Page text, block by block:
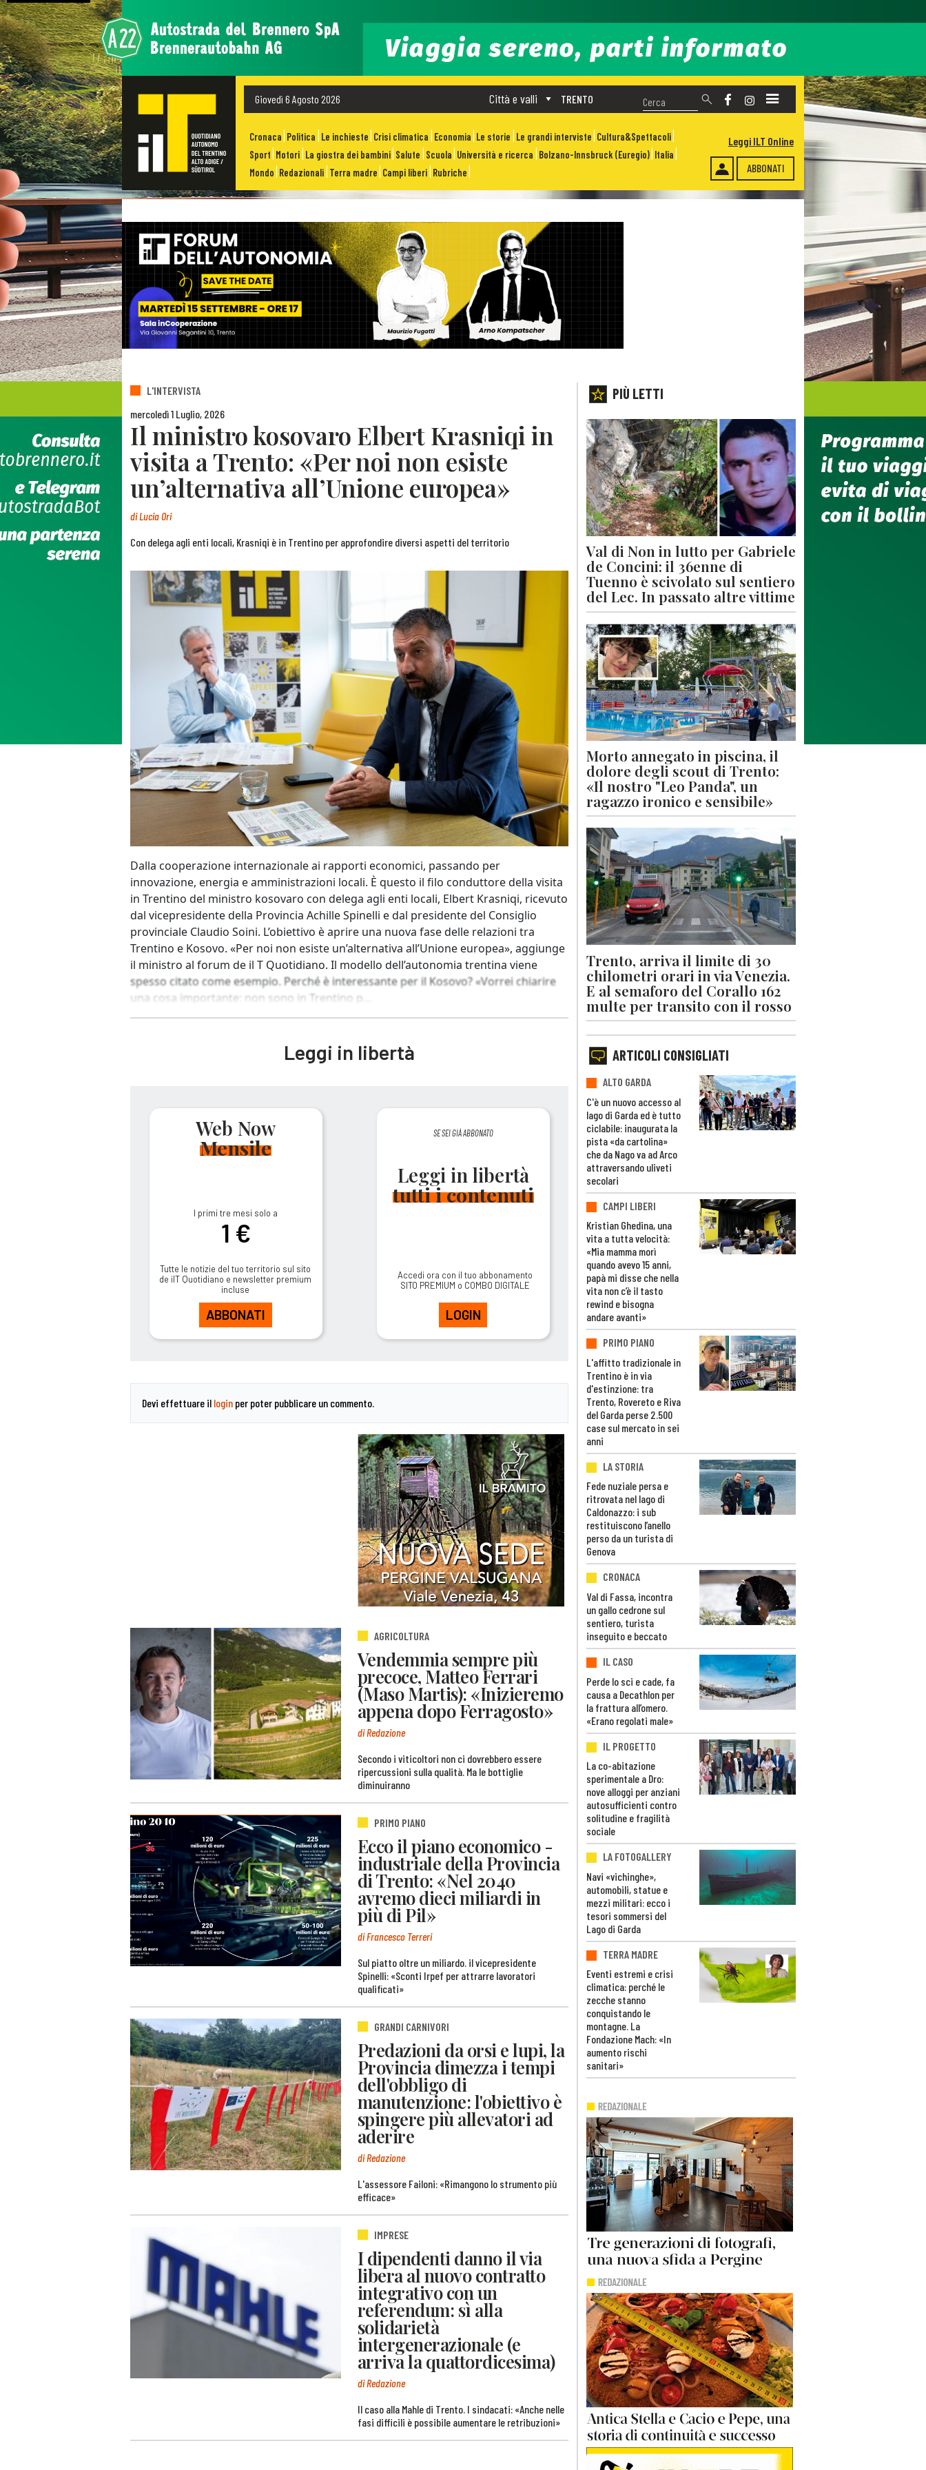
Giovedì 6 Agosto 2026 TRENTO
Città e valli
Cronaca Politica Le inchieste Crisi climatica Economia Le storie Le grandi interviste Cultura&Spettacoli
Sport Motori La giostra dei bambini Salute Scuola Università e ricerca Bolzano-Innsbruck (Euregio) Italia
Mondo Redazionali Terra madre Campi liberi Rubriche ABBONATI
Leggi ILT Online
L'INTERVISTA
mercoledì 1 Luglio, 2026
Il ministro kosovaro Elbert Krasniqi in
visita a Trento: «Per noi non esiste
un’alternativa all’Unione europea»
diLucia Ori
Con delega agli enti locali, Krasniqi è in Trentino per approfondire diversi aspetti del territorio
Dalla cooperazione internazionale ai rapporti economici, passando per
innovazione, energia e amministrazioni locali. È questo il filo conduttore della visita
in Trentino del ministro kosovaro con delega agli enti locali, Elbert Krasniqi, ricevuto
dal vicepresidente della Provincia Achille Spinelli e dal presidente del Consiglio
provinciale Claudio Soini. L’obiettivo è aprire una nuova fase delle relazioni tra
Trentino e Kosovo. «Per noi non esiste un’alternativa all’Unione europea», aggiunge
il ministro al forum de il T Quotidiano. Il modello dell’autonomia trentina viene
spesso citato come esempio. Perché è interessante per il Kosovo? «Vorrei chiarire
una cosa importante: non sono in Trentino p...
Leggi in libertà
Web Now
Mensile
I primi tre mesi solo a
1 €
Tutte le notizie del tuo territorio sul sito
de ilT Quotidiano e newsletter premium
incluse
ABBONATI
SE SEI GIÀ ABBONATO
Leggi in libertà
tutti i contenuti
Accedi ora con il tuo abbonamento
SITO PREMIUM o COMBO DIGITALE
LOGIN
Devi effettuare il login per poter pubblicare un commento.
AGRICOLTURA
Vendemmia sempre più
precoce, Matteo Ferrari
(Maso Martis): «Inizieremo
appena dopo Ferragosto»
di Redazione
Secondo i viticoltori non ci dovrebbero essere
ripercussioni sulla qualità. Ma le bottiglie
diminuiranno
PRIMO PIANO
Ecco il piano economico -
industriale della Provincia
di Trento: «Nel 2040
avremo dieci miliardi in
più di Pil»
di Francesco Terreri
Sul piatto oltre un miliardo. il vicepresidente
Spinelli: «Sconti Irpef per attrarre lavoratori
qualificati»
GRANDI CARNIVORI
Predazioni da orsi e lupi, la
Provincia dimezza i tempi
dell'obbligo di
manutenzione: l'obiettivo è
spingere più allevatori ad
aderire
di Redazione
L'assessore Failoni: «Rimangono lo strumento più
efficace»
IMPRESE
I dipendenti danno il via
libera al nuovo contratto
integrativo con un
referendum: sì alla
solidarietà
intergenerazionale (e
arriva la quattordicesima)
di Redazione
Il caso alla Mahle di Trento. I sindacati: «Anche nelle
fasi difficili è possibile aumentare le retribuzioni»
PIÙ LETTI
Val di Non in lutto per Gabriele
de Concini: il 36enne di
Tuenno è scivolato sul sentiero
del Lec. In passato altre vittime
Morto annegato in piscina, il
dolore degli scout di Trento:
«Il nostro "Leo Panda", un
ragazzo ironico e sensibile»
Trento, arriva il limite di 30
chilometri orari in via Venezia.
E al semaforo del Corallo 162
multe per transito con il rosso
ARTICOLI CONSIGLIATI
ALTO GARDA
C'è un nuovo accesso al
lago di Garda ed è tutto
ciclabile: inaugurata la
pista «da cartolina»
che da Nago va ad Arco
attraversando uliveti
secolari
CAMPI LIBERI
Kristian Ghedina, una
vita a tutta velocità:
«Mia mamma morì
quando avevo 15 anni,
papà mi disse che nella
vita non c’è il tasto
rewind e bisogna
andare avanti»
PRIMO PIANO
L'affitto tradizionale in
Trentino è in via
d'estinzione: tra
Trento, Rovereto e Riva
del Garda perse 2.500
case sul mercato in sei
anni
LA STORIA
Fede nuziale persa e
ritrovata nel lago di
Caldonazzo: i sub
restituiscono l’anello
perso da un turista di
Genova
CRONACA
Val di Fassa, incontra
un gallo cedrone sul
sentiero, turista
inseguito e beccato
IL CASO
Perde lo sci e cade, fa
causa a Decathlon per
la frattura all’omero.
«Erano regolati male»
IL PROGETTO
La co-abitazione
sperimentale a Dro:
nove alloggi per anziani
autosufficienti contro
solitudine e fragilità
sociale
LA FOTOGALLERY
Navi «vichinghe»,
automobili, statue e
mezzi militari: ecco i
tesori sommersi del
Lago di Garda
TERRA MADRE
Eventi estremi e crisi
climatica: perché le
zecche stanno
conquistando le
montagne. La
Fondazione Mach: «In
aumento rischi
sanitari»